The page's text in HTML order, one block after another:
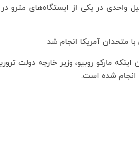
واحدی در یکی از ایستگاه‌های مترو در
با متحدان آمریکا انجام شد
اینکه مارکو روبیو، وزیر خارجه دولت
انجام شده است.